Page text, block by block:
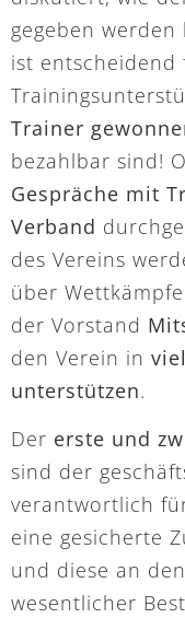
gegeben werden
ist
Trainer
bezahlbar sind!
Gespräche mit
Verband
des Vereins
über
der Vorstand
den Verein in
unterstützen.
Der erste und
sind der
verantwortlich
eine gesicherte
und diese an
wesentlicher